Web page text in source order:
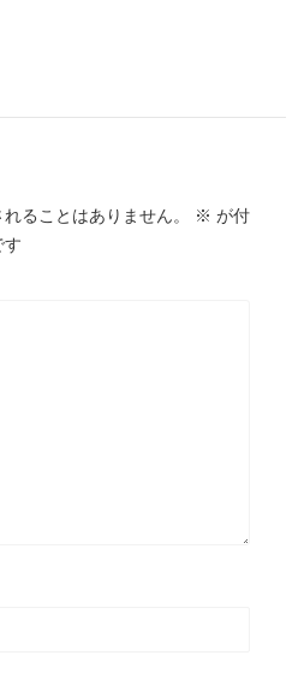
ることはありません。 ※ が付
す